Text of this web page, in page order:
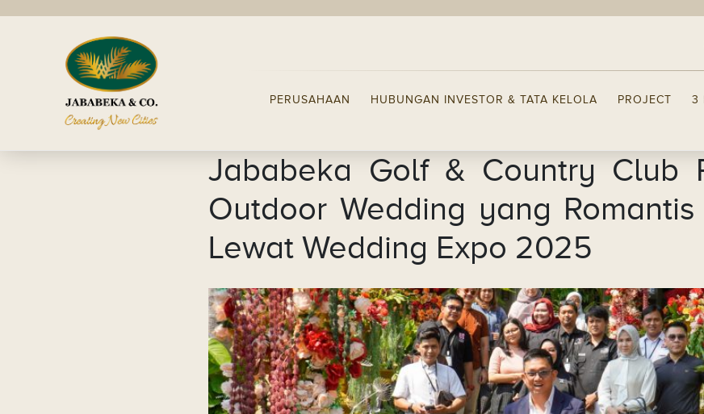
PERUSAHAAN HUBUNGAN INVESTOR & TATA KELOLA PROJECT 3
Jababeka Golf & Country Club
Outdoor Wedding yang
Lewat Wedding Expo 2025